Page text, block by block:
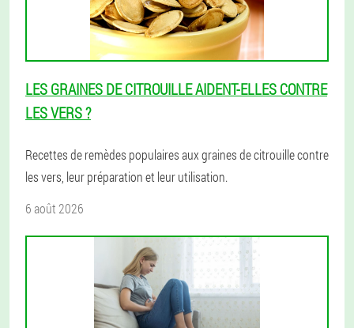
LES GRAINES DE CITROUILLE AIDENT-ELLES CONTRE
LES VERS ?
Recettes de remèdes populaires aux graines de citrouille contre
les vers, leur préparation et leur utilisation.
6 août 2026